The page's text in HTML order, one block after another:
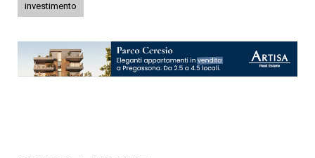
investimento